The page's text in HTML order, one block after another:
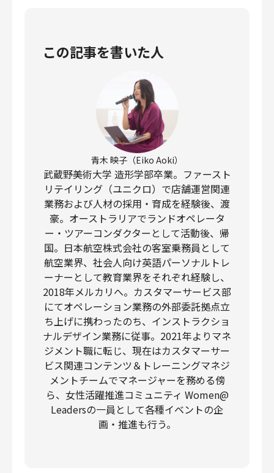
この記事を書いた人
青木 映子（Eiko Aoki）
武蔵野美術大学 造形学部卒業。ファースト
リテイリング（ユニクロ）で店舗運営関連
業務および人材の採用・育成を経験後、渡
豪。オーストラリアでランドオペレータ
ー・ツアーコンダクターとして活動後、帰
国。日本航空株式会社の客室乗務員として
航空業界、社会人向け英語パーソナルトレ
ーナーとして教育業界をそれぞれ経験し、
2018年メルカリへ。カスタマーサービス部
にてオペレーション業務の外部委託拠点立
ち上げに携わったのち、インストラクショ
ナルデザイン業務に従事。2021年よりマネ
ジメント職に転じ、現在はカスタマーサー
ビス関連コンテンツ＆トレーニングマネジ
メントチームでマネージャーを務める傍
ら、女性活躍推進コミュニティ Women@
Leadersの一員として各種イベントの企
画・推進も行う。